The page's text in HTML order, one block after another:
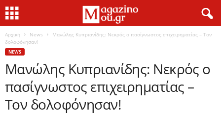
Αρχική News
Μανώλης Κυπριανίδης: Νεκρός ο πασίγνωστος επιχειρηματίας – Τον
δολοφόνησαν!
NEWS
Μανώλης Κυπριανίδης: Νεκρός ο
πασίγνωστος επιχειρηματίας –
Τον δολοφόνησαν!